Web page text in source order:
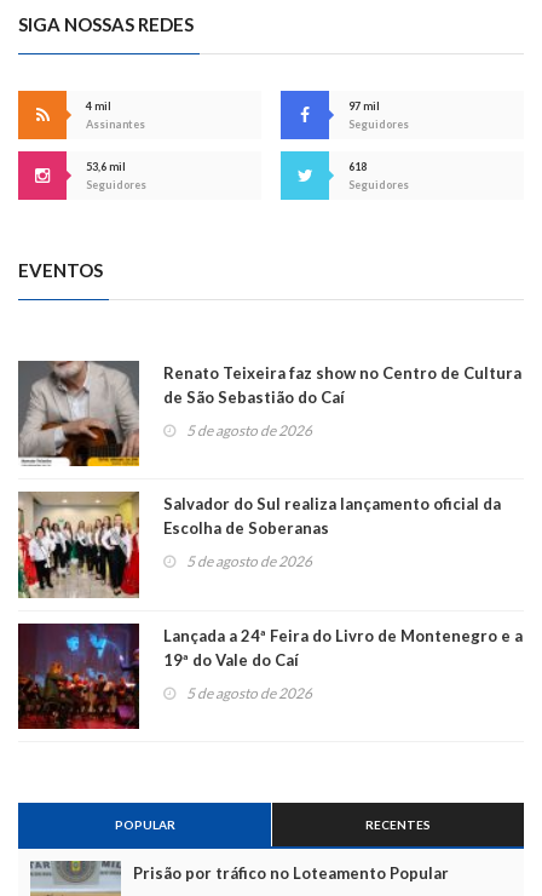
SIGA NOSSAS REDES
4 mil
Assinantes
97 mil
Seguidores
53,6 mil
Seguidores
618
Seguidores
EVENTOS
Renato Teixeira faz show no Centro de Cultura
de São Sebastião do Caí
5 de agosto de 2026
Salvador do Sul realiza lançamento oficial da
Escolha de Soberanas
5 de agosto de 2026
Lançada a 24ª Feira do Livro de Montenegro e a
19ª do Vale do Caí
5 de agosto de 2026
POPULAR RECENTES
Prisão por tráfico no Loteamento Popular